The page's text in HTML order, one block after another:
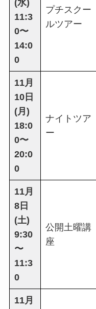
(水)
11:3
0〜
14:0
0
プチスクー
ルツアー
11月
10日
(月)
18:0
0〜
20:0
0
ナイトツア
ー
11月
8日
(土)
9:30
〜
11:3
0
公開土曜講
座
11月